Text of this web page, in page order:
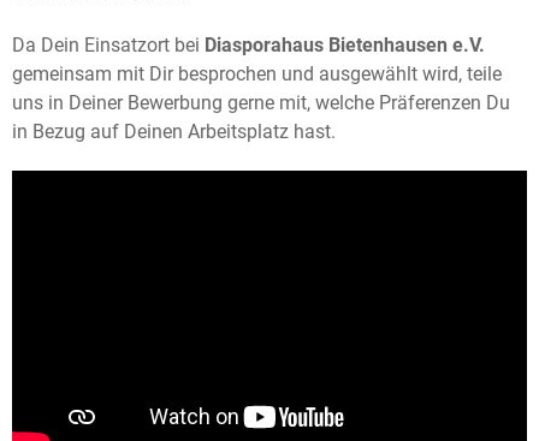
Da Dein Einsatzort bei Diasporahaus Bietenhausen e.V.
gemeinsam mit Dir besprochen und ausgewählt wird, teile
uns in Deiner Bewerbung gerne mit, welche Präferenzen Du
in Bezug auf Deinen Arbeitsplatz hast.